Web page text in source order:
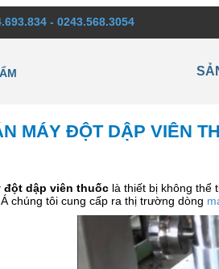
- 0243.568.3054
MÁY ĐỘT DẬP VIÊN
đột dập viên thuốclà thiết bị không thể
chúng tôi cung cấp ra thị trường dòng